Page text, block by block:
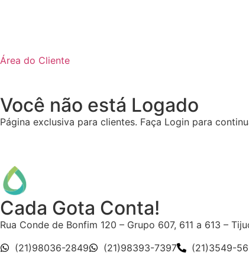
Área do Cliente
Você não está Logado
Página exclusiva para clientes. Faça Login para
Cada Gota Conta!
Rua Conde de Bonfim 120 – Grupo 607, 611 a 613 –
(21)98036-2849
(21)98393-7397 (21)3549-